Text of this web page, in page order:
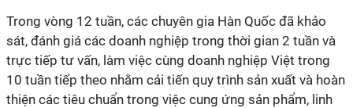
Trong vòng 12 tuần, các chuyên gia Hàn Quốc đã khảo
sát, đánh giá các doanh nghiệp trong thời gian 2 tuần và
trực tiếp tư vấn, làm việc cùng doanh nghiệp Việt trong
10 tuần tiếp theo nhằm cải tiến quy trình sản xuất và hoàn
thiện các tiêu chuẩn trong việc cung ứng sản phẩm, linh